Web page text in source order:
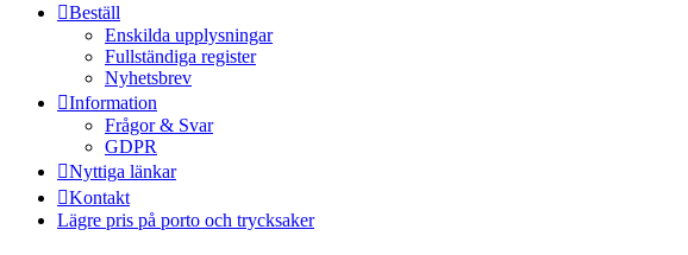
Beställ
Enskilda upplysningar
Fullständiga register
Nyhetsbrev
Information
Frågor & Svar
GDPR
Nyttiga länkar
Kontakt
Lägre pris på porto och trycksaker